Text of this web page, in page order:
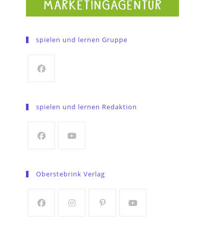
spielen und lernen Gruppe
a
tab
spielen und lernen Redaktion
a
tab
Oberstebrink Verlag